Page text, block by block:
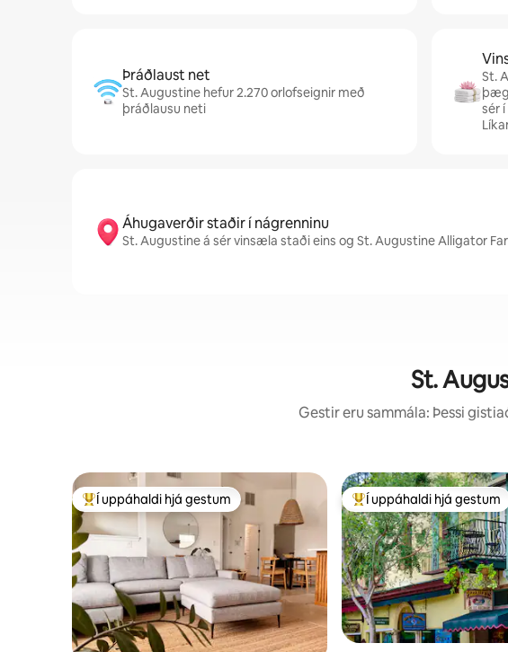
Þráðlaust net
St. Augustine hefur 2.270 orlofseignir með
þráðlausu neti
St.
sér
Áhugaverðir staðir í nágrenninu
St. Augustine á sér vinsæla staði eins og St. Augustine Alligator
St.
Gestir eru sammála: Þessi
Í mestu uppáhaldi hjá gestum
Í uppáhaldi hjá gestum Í mestu uppáhaldi hjá
Í uppáhaldi hjá gestum